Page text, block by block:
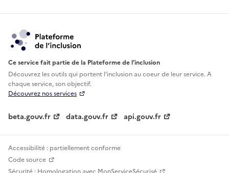
Ce service fait partie de la Plateforme de l’inclusion
Découvrez les outils qui portent l'inclusion aucoeur de leur service. A
chaque service, son objectif.
Découvrez nos services
beta.gouv.fr data.gouv.fr api.gouv.fr
Accessibilité : partiellement conforme
Code source